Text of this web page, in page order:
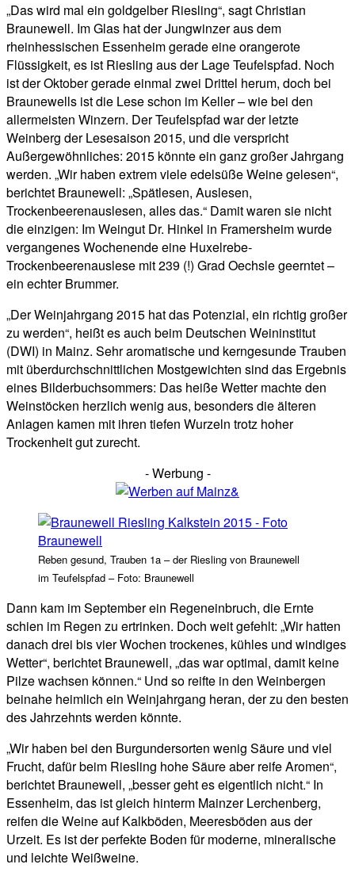
„Das wird mal ein goldgelber Riesling“, sagt Christian
Braunewell. Im Glas hat der Jungwinzer aus dem
rheinhessischen Essenheim gerade eine orangerote
Flüssigkeit, es ist Riesling aus der Lage Teufelspfad. Noch
ist der Oktober gerade einmal zwei Drittel herum, doch bei
Braunewells ist die Lese schon im Keller – wie bei den
allermeisten Winzern. Der Teufelspfad war der letzte
Weinberg der Lesesaison 2015, und die verspricht
Außergewöhnliches: 2015 könnte ein ganz großer Jahrgang
werden. „Wir haben extrem viele edelsüße Weine gelesen“,
berichtet Braunewell: „Spätlesen, Auslesen,
Trockenbeerenauslesen, alles das.“ Damit waren sie nicht
die einzigen: Im Weingut Dr. Hinkel in Framersheim wurde
vergangenes Wochenende eine Huxelrebe-
Trockenbeerenauslese mit 239 (!) Grad Oechsle geerntet –
ein echter Brummer.
„Der Weinjahrgang 2015 hat das Potenzial, ein richtig großer
zu werden“, heißt es auch beim Deutschen Weininstitut
(DWI) in Mainz. Sehr aromatische und kerngesunde Trauben
mit überdurchschnittlichen Mostgewichten sind das Ergebnis
eines Bilderbuchsommers: Das heiße Wetter machte den
Weinstöcken herzlich wenig aus, besonders die älteren
Anlagen kamen mit ihren tiefen Wurzeln trotz hoher
Trockenheit gut zurecht.
- Werbung -
Reben gesund, Trauben 1a – der Riesling von Braunewell
im Teufelspfad – Foto: Braunewell
Dann kam im September ein Regeneinbruch, die Ernte
schien im Regen zu ertrinken. Doch weit gefehlt: „Wir hatten
danach drei bis vier Wochen trockenes, kühles und windiges
Wetter“, berichtet Braunewell, „das war optimal, damit keine
Pilze wachsen können.“ Und so reifte in den Weinbergen
beinahe heimlich ein Weinjahrgang heran, der zu den besten
des Jahrzehnts werden könnte.
„Wir haben bei den Burgundersorten wenig Säure und viel
Frucht, dafür beim Riesling hohe Säure aber reife Aromen“,
berichtet Braunewell, „besser geht es eigentlich nicht.“ In
Essenheim, das ist gleich hinterm Mainzer Lerchenberg,
reifen die Weine auf Kalkböden, Meeresböden aus der
Urzeit. Es ist der perfekte Boden für moderne, mineralische
und leichte Weißweine.